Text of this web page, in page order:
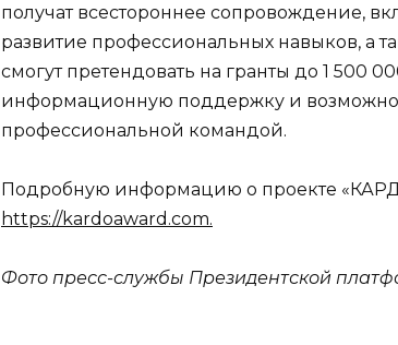
получат всестороннее сопровождение,
развитие профессиональных навыков, а
смогут претендовать на гранты до 1 500
информационную поддержку и
профессиональной командой.
Подробную информацию о проекте
https://kardoaward.com.
Фото пресс-службы Президентской